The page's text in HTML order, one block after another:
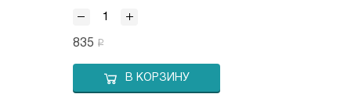
835
В КОРЗИНУ